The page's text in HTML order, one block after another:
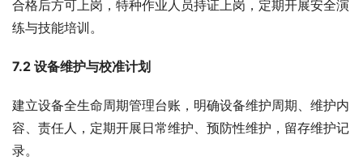
合格后方可上岗，特种作业人员持证上岗，定期开展安全演
练与技能培训。
7.2 设备维护与校准计划
建立设备全生命周期管理台账，明确设备维护周期、维护内
容、责任人，定期开展日常维护、预防性维护，留存维护记
录。